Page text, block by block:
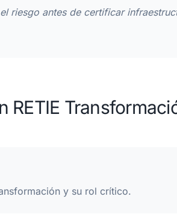
riesgo antes de certificar
RETIE
y su rol crítico.